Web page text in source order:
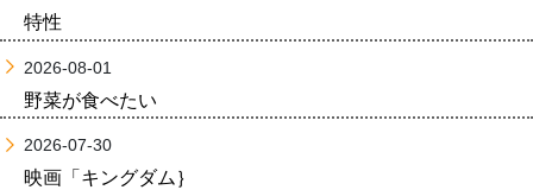
特性
2026-08-01
野菜が食べたい
2026-07-30
映画「キングダム｝